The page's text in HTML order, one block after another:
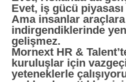
Evet, iş gücü piyasası
Ama insanlar araçlara
indirgendiklerinde
gelişmez.
Mornext HR &
kuruluşlar için
yeteneklerle